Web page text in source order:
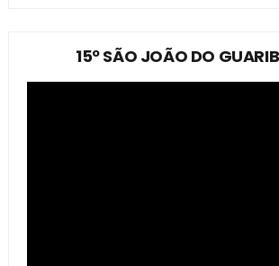
15º SÃO JOÃO DO